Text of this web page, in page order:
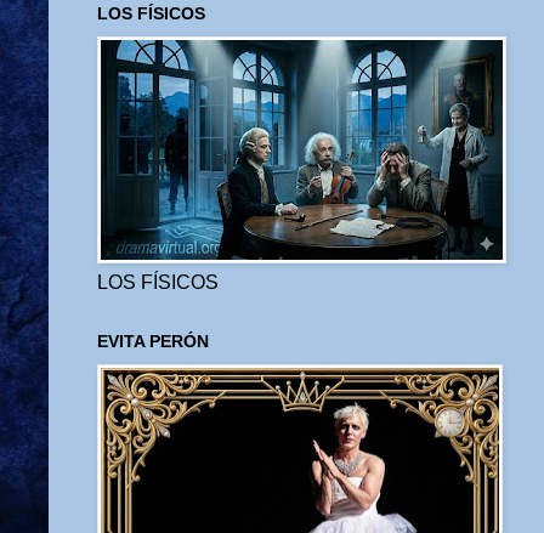
LOS FÍSICOS
LOS FÍSICOS
EVITA PERÓN